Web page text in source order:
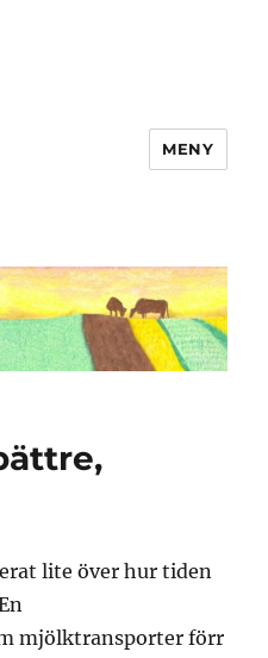
MENY
lite över hur tiden
mjölktransporter förr